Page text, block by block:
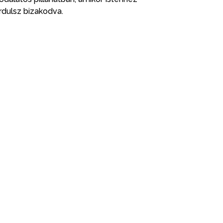
bizakodva.